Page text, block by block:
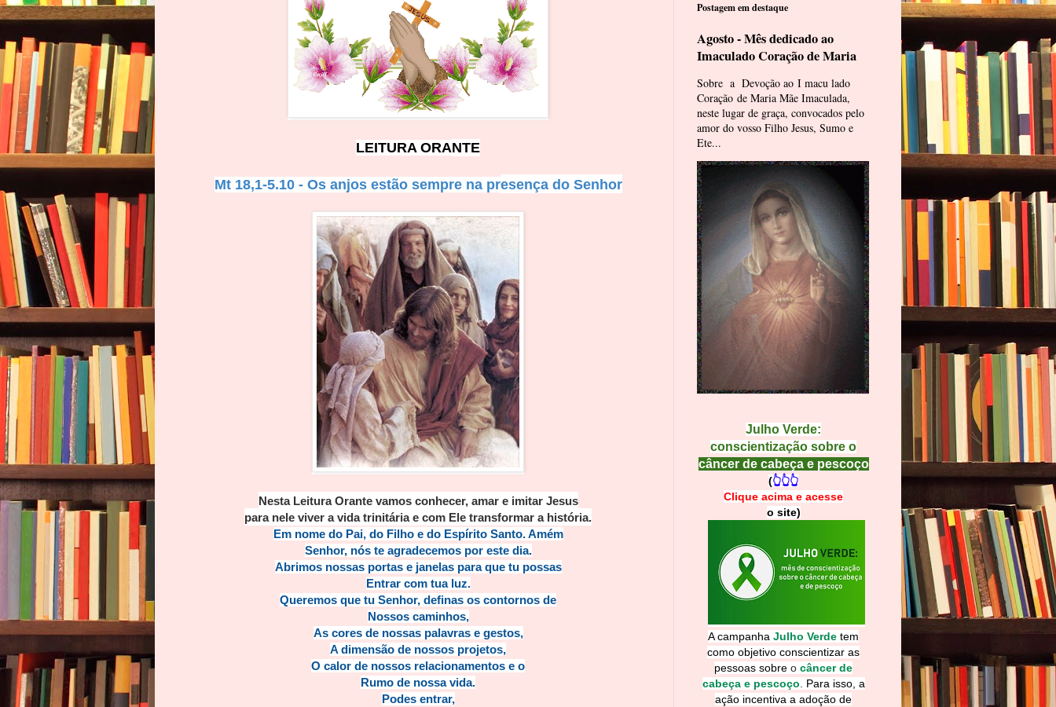
LEITURA ORANTE
Mt 18,1-5.10 - Os anjos estão sempre na presença do Senhor
Nesta Leitura Orante vamos conhecer, amar e imitar Jesus
para nele viver a vida trinitária e com Ele transformar a história.
Em nome do Pai, do Filho e do Espírito Santo. Amém
Senhor, nós te agradecemos por este dia.
Abrimos nossas portas e janelas para que tu possas
Entrar com tua luz.
Queremos que tu Senhor, definas os contornos de
Nossos caminhos,
As cores de nossas palavras e gestos,
A dimensão de nossos projetos,
O calor de nossos relacionamentos e o
Rumo de nossa vida.
Podes entrar,
Postagem em destaque
Agosto - Mês dedicado ao
Imaculado Coração de Maria
Sobre a Devoção ao I macu lado
Coração de Maria Mãe Imaculada,
neste lugar de graça, convocados pelo
amor do vosso Filho Jesus, Sumo e
Ete...
Julho Verde:
conscientização sobre o
câncer de cabeça e pescoço
(👆👆👆
Clique acima e acesse
o site)
A campanha Julho Verde tem
como objetivo conscientizar as
pessoas sobre o câncer de
cabeça e pescoço
Para isso, a
ação incentiva a adoção de